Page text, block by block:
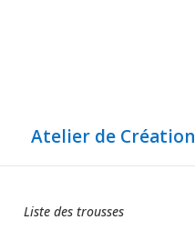
Atelier de Création
Liste des trousses